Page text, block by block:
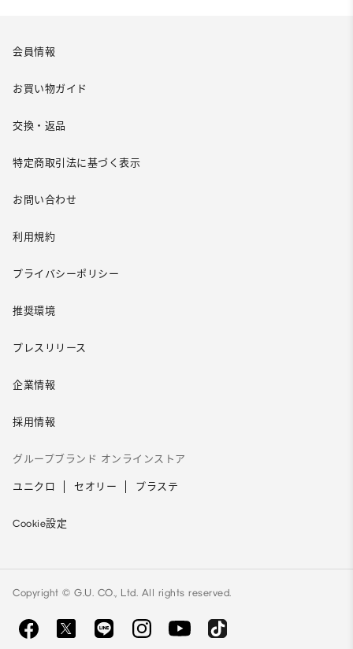
会員情報
お買い物ガイド
交換・返品
特定商取引法に基づく表示
お問い合わせ
利用規約
プライバシーポリシー
推奨環境
プレスリリース
企業情報
採用情報
グループブランド オンラインストア
ユニクロ セオリー プラステ
Cookie設定
Copyright © G.U. CO., Ltd. All rights reserved.